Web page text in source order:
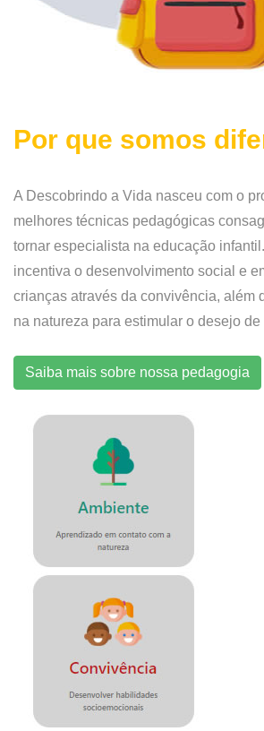
Por que somos
A Descobrindo a Vida nasceu com o
melhores técnicas pedagógicas
tornar especialista na educação
incentiva o desenvolvimento social e
crianças através da convivência, além
na natureza para estimular o desejo de
Saiba mais sobre nossa pedagogia